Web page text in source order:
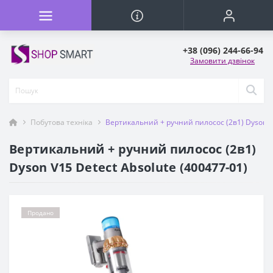
+38 (096) 244-66-94
Замовити дзвінок
Побутова техніка Вертикальний + ручний пилосос (2в1) Dyson
Вертикальний + ручний пилосос (2в1)
Dyson V15 Detect Absolute (400477-01)
Продано